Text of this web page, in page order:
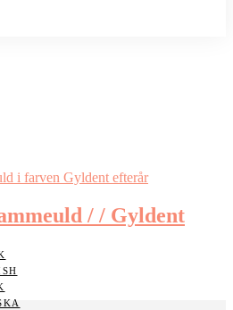
/ / Gyldent